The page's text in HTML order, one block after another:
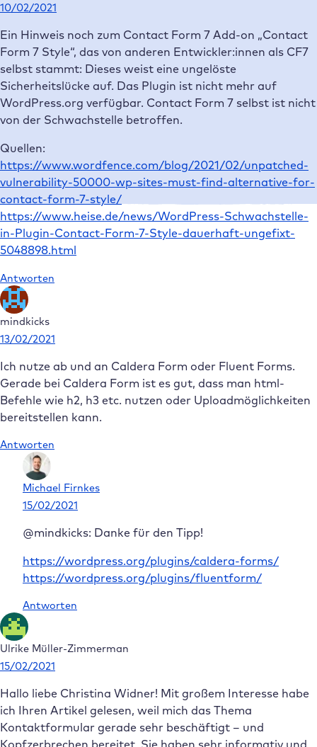
10/02/2021
Ein Hinweis noch zum Contact Form 7 Add-on „Contact
Form 7 Style“, das von anderen Entwickler:innen als CF7
selbst stammt: Dieses weist eine ungelöste
Sicherheitslücke auf. Das Plugin ist nicht mehr auf
WordPress.org verfügbar. Contact Form 7 selbst ist nicht
von der Schwachstelle betroffen.
Quellen:
https://www.wordfence.com/blog/2021/02/unpatched-
vulnerability-50000-wp-sites-must-find-alternative-for-
contact-form-7-style/
https://www.heise.de/news/WordPress-Schwachstelle-
in-Plugin-Contact-Form-7-Style-dauerhaft-ungefixt-
5048898.html
Antworten
mindkicks
13/02/2021
Ich nutze ab und an Caldera Form oder Fluent Forms.
Gerade bei Caldera Form ist es gut, dass man html-
Befehle wie h2, h3 etc. nutzen oder Uploadmöglichkeiten
bereitstellen kann.
Antworten
Michael Firnkes
15/02/2021
@mindkicks: Danke für den Tipp!
https://wordpress.org/plugins/caldera-forms/
https://wordpress.org/plugins/fluentform/
Antworten
Ulrike Müller-Zimmerman
15/02/2021
Hallo liebe Christina Widner! Mit großem Interesse habe
ich Ihren Artikel gelesen, weil mich das Thema
Kontaktformular gerade sehr beschäftigt – und